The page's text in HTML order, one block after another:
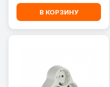
В КОРЗИНУ